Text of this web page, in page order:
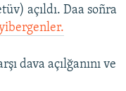
açıldı. Daa soñra
dava açılğanını ve